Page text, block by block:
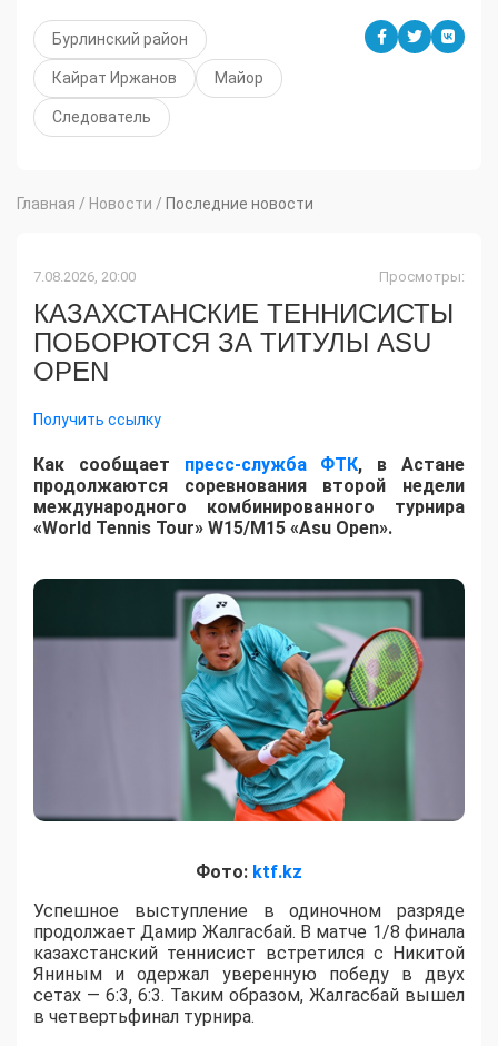
Бурлинский район
Кайрат Иржанов Майор
Следователь
Главная / Новости / Последние новости
7.08.2026, 20:00 Просмотры:
КАЗАХСТАНСКИЕ ТЕННИСИСТЫ
ПОБОРЮТСЯ ЗА ТИТУЛЫ ASU
OPEN
Получить ссылку
Как сообщает пресс-служба ФТК, в Астане
продолжаются соревнования второй недели
международного комбинированного турнира
«World Tennis Tour» W15/M15 «Asu Open».
Фото: ktf.kz
Успешное выступление в одиночном разряде
продолжает Дамир Жалгасбай. В матче 1/8 финала
казахстанский теннисист встретился с Никитой
Яниным и одержал уверенную победу в двух
сетах — 6:3, 6:3. Таким образом, Жалгасбай вышел
в четвертьфинал турнира.